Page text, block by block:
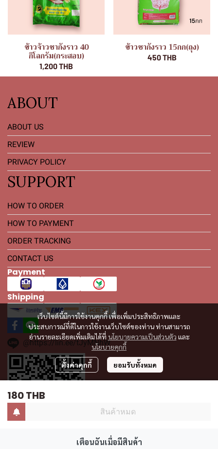
ข้าวจ้าวชากังราว 40
กิโลกรัม(กระสอบ)
1,200 THB
ข้าวชากังราว 15กก(ถุง)
450 THB
180 THB
สินค้าหมด
เตือนฉันเมื่อมีสินค้า
เว็บไซต์นี้มีการใช้งานคุกกี้ เพื่อเพิ่มประสิทธิภาพและ
ประสบการณ์ที่ดีในการใช้งานเว็บไซต์ของท่าน ท่านสามารถ
อ่านรายละเอียดเพิ่มเติมได้ที่ นโยบายความเป็นส่วนตัว และ
นโยบายคุกกี้
ตั้งค่าคุกกี้ ยอมรับทั้งหมด
ABOUT
ABOUT US
REVIEW
PRIVACY POLICY
SUPPORT
HOW TO ORDER
HOW TO PAYMENT
ORDER TRACKING
CONTACT US
Payment
Shipping
@https://lin.ee/tJyMNhW